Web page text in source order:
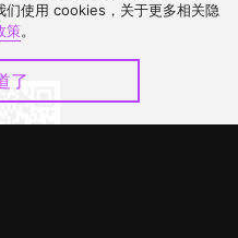
们使用 cookies，关于更多相关隐
策。
了